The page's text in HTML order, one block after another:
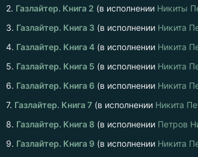
2. Газлайтер. Книга 2 (в исполнении Никиты
3. Газлайтер. Книга 3 (в исполнении Никита
4. Газлайтер. Книга 4 (в исполнении Никита
5. Газлайтер. Книга 5 (в исполнении Никита
6. Газлайтер. Книга 6 (в исполнении Никита
7. Газлайтер. Книга 7 (в исполнении Никита
8. Газлайтер. Книга 8 (в исполнении Петров
9. Газлайтер. Книга 9 (в исполнении Никита